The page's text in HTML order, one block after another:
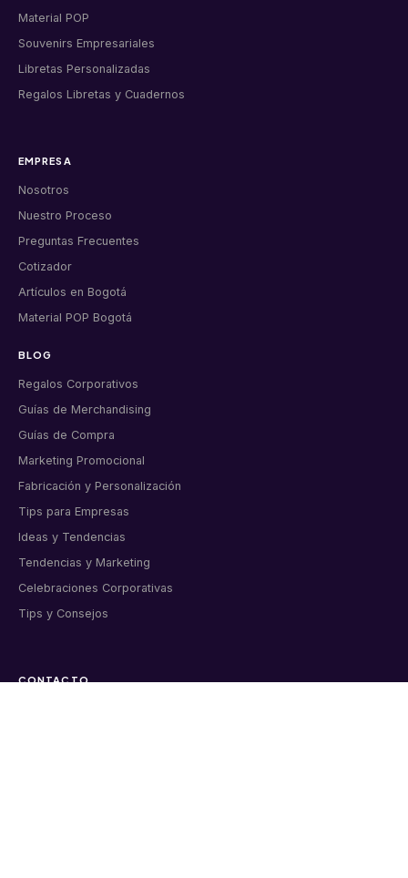
Material POP
Souvenirs Empresariales
Libretas Personalizadas
Regalos Libretas y Cuadernos
EMPRESA
Nosotros
Nuestro Proceso
Preguntas Frecuentes
Cotizador
Artículos en Bogotá
Material POP Bogotá
BLOG
Regalos Corporativos
Guías de Merchandising
Guías de Compra
Marketing Promocional
Fabricación y Personalización
Tips para Empresas
Ideas y Tendencias
Tendencias y Marketing
Celebraciones Corporativas
Tips y Consejos
CONTACTO